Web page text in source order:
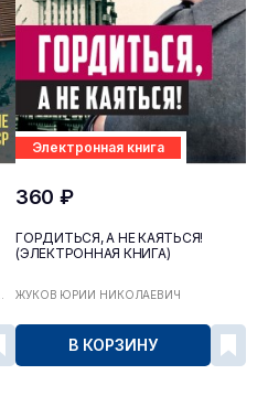
Электронная книга
360 ₽
ГОРДИТЬСЯ, А НЕ КАЯТЬСЯ!
(ЭЛЕКТРОННАЯ КНИГА)
ЖУКОВ ЮРИЙ НИКОЛАЕВИЧ
В КОРЗИНУ